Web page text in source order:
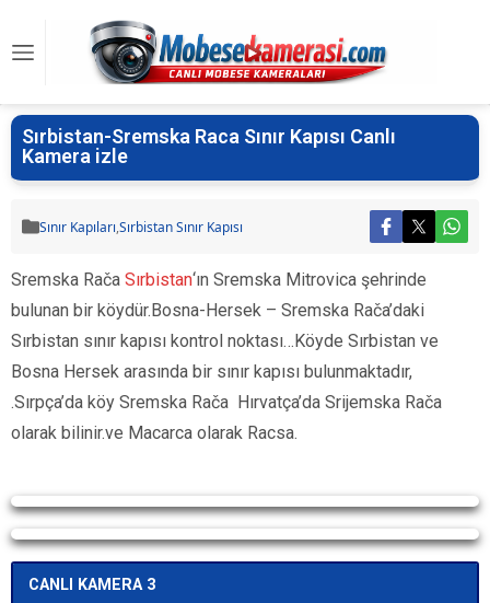
Sırbistan-Sremska Raca Sınır Kapısı Canlı
Kamera izle
Sınır Kapıları,Sırbistan Sınır Kapısı
Sremska Rača Sırbistan‘ın Sremska Mitrovica şehrinde
bulunan bir köydür.Bosna-Hersek – Sremska Rača’daki
Sırbistan sınır kapısı kontrol noktası…Köyde Sırbistan ve
Bosna Hersek arasında bir sınır kapısı bulunmaktadır,
.Sırpça’da köy Sremska Rača Hırvatça’da Srijemska Rača
olarak bilinir.ve Macarca olarak Racsa.
Yayın Yükleniyor...
Yayın Yükleniyor...
CANLI KAMERA 3